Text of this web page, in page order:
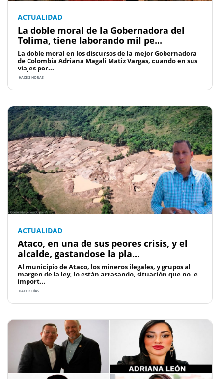
ACTUALIDAD
La doble moral de la Gobernadora del
Tolima, tiene laborando mil pe...
La doble moral en los discursos de la mejor Gobernadora
de Colombia Adriana Magali Matiz Vargas, cuando en sus
viajes por...
HACE 2 HORAS
ACTUALIDAD
Ataco, en una de sus peores crisis, y el
alcalde, gastandose la pla...
Al municipio de Ataco, los mineros ilegales, y grupos al
margen de la ley, lo están arrasando, situación que no le
import...
HACE 2 DÍAS